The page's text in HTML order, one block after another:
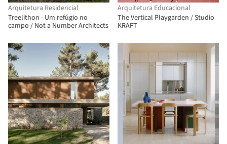
Arquitetura Residencial
Treelithon - Um refúgio no
campo / Not a Number Architects
Arquitetura Educacional
The Vertical Playgarden / Studio
KRAFT